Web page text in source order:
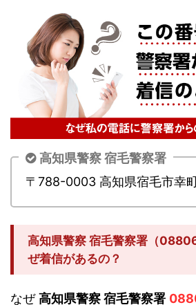
高知県警察 宿毛警察署
〒788-0003 高知県宿毛市幸
高知県警察 宿毛警察署（
ぜ着信があるの？
なぜ高知県警察 宿毛警察署